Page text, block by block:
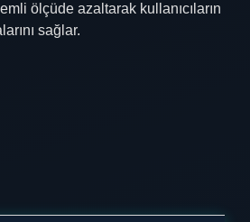
ölçüde azaltarak kullanıcıların
sağlar.